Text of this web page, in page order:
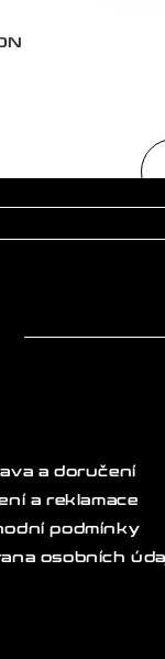
a doručení
a reklamace
podmínky
osobních